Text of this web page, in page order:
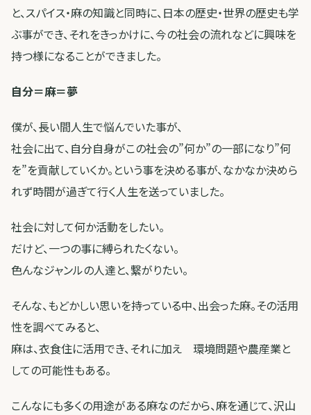
と、スパイス・麻の知識と同時に、日本の歴史・世界の歴史も学
ぶ事ができ、それをきっかけに、今の社会の流れなどに興味を
持つ様になることができました。
自分＝麻＝夢
僕が、長い間人生で悩んでいた事が、
社会に出て、自分自身がこの社会の”何か”の一部になり”何
を”を貢献していくか。という事を決める事が、なかなか決めら
れず時間が過ぎて行く人生を送っていました。
社会に対して何か活動をしたい。
だけど、一つの事に縛られたくない。
色んなジャンルの人達と、繋がりたい。
そんな、もどかしい思いを持っている中、出会った麻。その活用
性を調べてみると、
麻は、衣食住に活用でき、それに加え 環境問題や農産業と
しての可能性もある。
こんなにも多くの用途がある麻なのだから、麻を通じて、沢山